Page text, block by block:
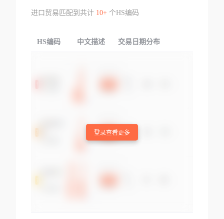
进口贸易匹配到共计 10+个HS编码
HS编码 中文描述 交易日期分布
登录查看更多